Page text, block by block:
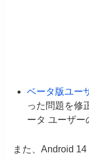
ベータ版ユー
った問題を修
ータ ユーザー
また、Android